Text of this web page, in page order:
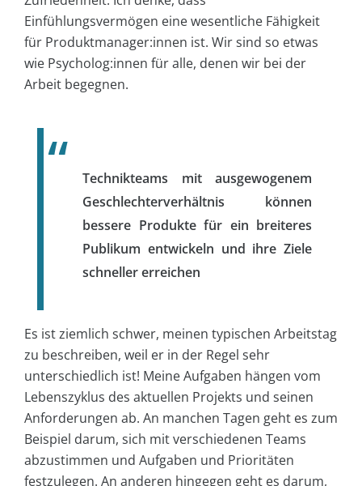
Einfühlungsvermögen eine wesentliche Fähigkeit
für Produktmanager:innen ist. Wir sind so etwas
wie Psycholog:innen für alle, denen wir bei der
Arbeit begegnen.
Technikteams mit ausgewogenem
Geschlechterverhältnis können
bessere Produkte für ein breiteres
Publikum entwickeln und ihre Ziele
schneller erreichen
Es ist ziemlich schwer, meinen typischen Arbeitstag
zu beschreiben, weil er in der Regel sehr
unterschiedlich ist! Meine Aufgaben hängen vom
Lebenszyklus des aktuellen Projekts und seinen
Anforderungen ab. An manchen Tagen geht es zum
Beispiel darum, sich mit verschiedenen Teams
abzustimmen und Aufgaben und Prioritäten
festzulegen. An anderen hingegen geht es darum,